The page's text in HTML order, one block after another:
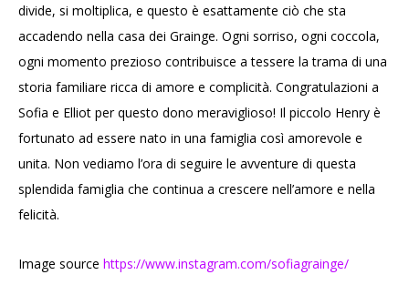
divide, si moltiplica, e questo è esattamente ciò che sta
accadendo nella casa dei Grainge. Ogni sorriso, ogni coccola,
ogni momento prezioso contribuisce a tessere la trama di una
storia familiare ricca di amore e complicità. Congratulazioni a
Sofia e Elliot per questo dono meraviglioso! Il piccolo Henry è
fortunato ad essere nato in una famiglia così amorevole e
unita. Non vediamo l’ora di seguire le avventure di questa
splendida famiglia che continua a crescere nell’amore e nella
felicità.
Image source https://www.instagram.com/sofiagrainge/